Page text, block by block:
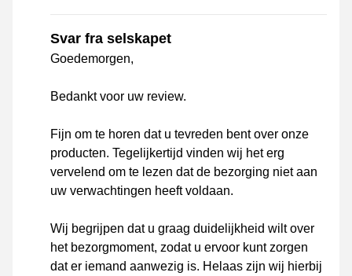
Svar fra selskapet
Goedemorgen,
Bedankt voor uw review.
Fijn om te horen dat u tevreden bent over onze
producten. Tegelijkertijd vinden wij het erg
vervelend om te lezen dat de bezorging niet aan
uw verwachtingen heeft voldaan.
Wij begrijpen dat u graag duidelijkheid wilt over
het bezorgmoment, zodat u ervoor kunt zorgen
dat er iemand aanwezig is. Helaas zijn wij hierbij